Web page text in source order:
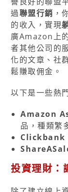
過聯盟行銷 ，
的收入，實現
廣Amazon上
者其他公司的
化的文章、社
鬆賺取佣金。
以下是一些熱
Amazon
品，種類繁
Clickbank
投資理財：